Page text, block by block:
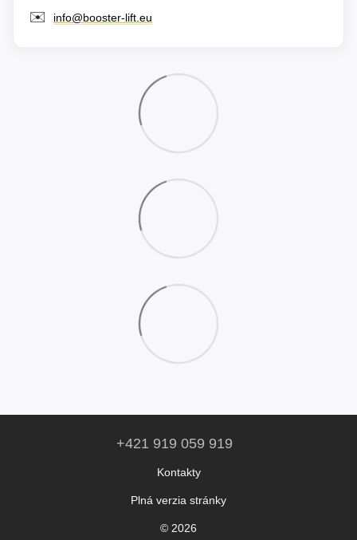
✉️ info@booster-lift.eu
+421 919 059 919
Kontakty
Plná verzia stránky
© 2026